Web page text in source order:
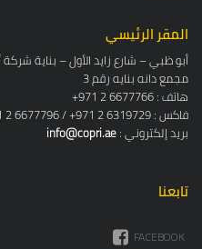
المقر الرئيسي
أبو ظبي – شارع زايد الأول – بناية
مجمع دانه بنايه رقم 3
+971 2 6677766 : هاتف
+971 2 6677796 / +971 2 6319729 : فاكس
info@copri.ae : بريد إلكتروني
تابعنا
FACEBOOK